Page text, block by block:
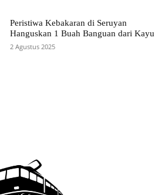
Peristiwa Kebakaran di Seruyan
Hanguskan 1 Buah Banguan dari Kayu
2 Agustus 2025